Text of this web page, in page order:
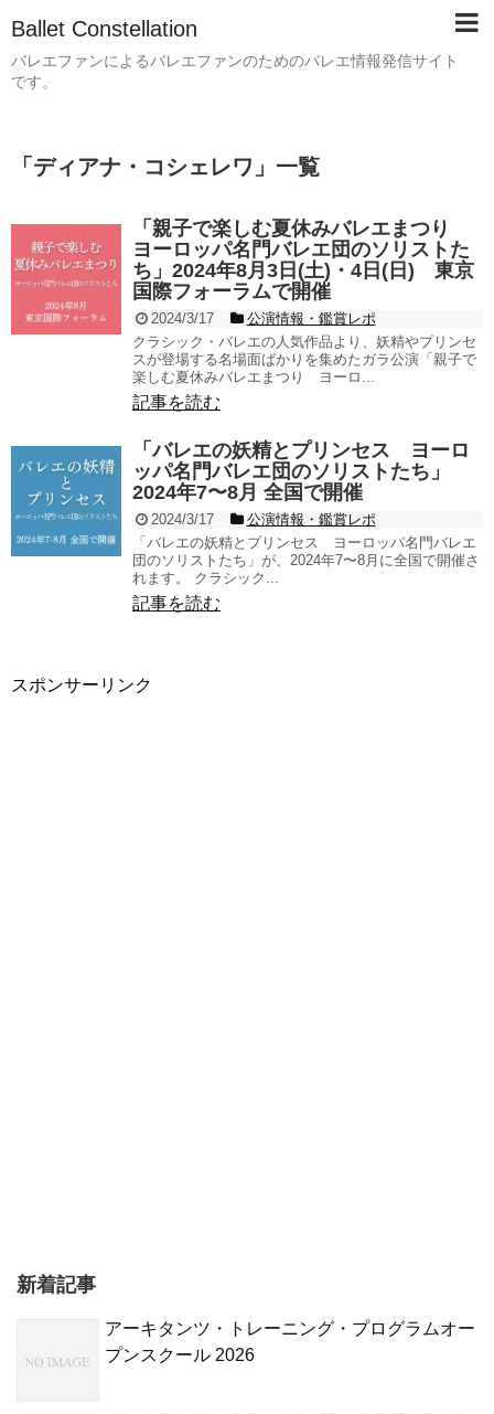
Ballet Constellation
バレエファンによるバレエファンのためのバレエ情報発信サイト
です。
「 ディアナ・コシェレワ 」 一覧
「親子で楽しむ夏休みバレエまつり
ヨーロッパ名門バレエ団のソリストた
ち」2024年8月3日(土)・4日(日) 東京
国際フォーラムで開催
2024/3/17
公演情報・鑑賞レポ
クラシック・バレエの人気作品より、妖精やプリンセ
スが登場する名場面ばかりを集めたガラ公演「親子で
楽しむ夏休みバレエまつり ヨーロ...
記事を読む
「バレエの妖精とプリンセス ヨーロ
ッパ名門バレエ団のソリストたち」
2024年7〜8月 全国で開催
2024/3/17
公演情報・鑑賞レポ
「バレエの妖精とプリンセス ヨーロッパ名門バレエ
団のソリストたち」が、2024年7〜8月に全国で開催さ
れます。 クラシック...
記事を読む
スポンサーリンク
新着記事
アーキタンツ・トレーニング・プログラムオー
プンスクール 2026